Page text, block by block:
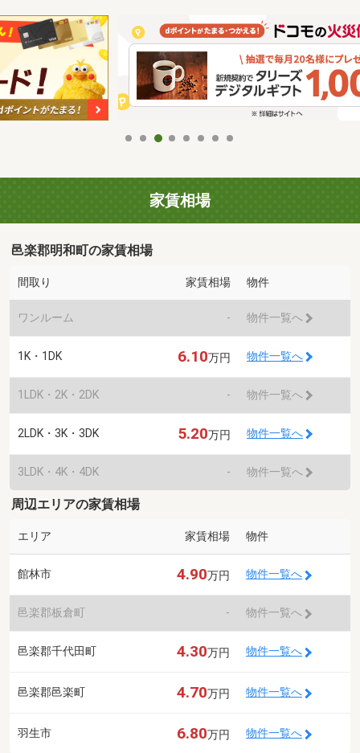
家賃相場
邑楽郡明和町の家賃相場
間取り 家賃相場 物件
ワンルーム - 物件一覧へ
1K・1DK 6.10万円 物件一覧へ
1LDK・2K・2DK - 物件一覧へ
2LDK・3K・3DK 5.20万円 物件一覧へ
3LDK・4K・4DK - 物件一覧へ
周辺エリアの家賃相場
エリア 家賃相場 物件
館林市 4.90万円 物件一覧へ
邑楽郡板倉町 - 物件一覧へ
邑楽郡千代田町 4.30万円 物件一覧へ
邑楽郡邑楽町 4.70万円 物件一覧へ
羽生市 6.80万円 物件一覧へ